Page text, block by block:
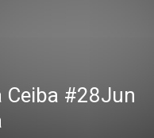
Ceiba #28Jun